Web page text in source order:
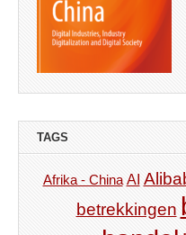
TAGS
Afrika - China AI
betrekkingen